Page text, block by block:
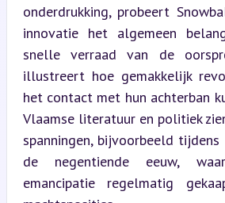
onderdrukking, probeert
innovatie het algemeen
snelle verraad van de
illustreert hoe gemakkelijk
het contact met hun achterban
Vlaamse literatuur en politiek
spanningen, bijvoorbeeld
de negentiende eeuw,
emancipatie regelmatig